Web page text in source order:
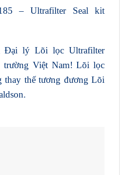
– Ultrafilter Seal kit
Đại lý Lõi lọc Ultrafilter
trường Việt Nam! Lõi lọc
thay thế tương đương Lõi